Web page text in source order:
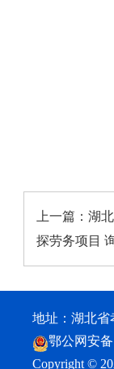
上一篇： 湖
探劳务项目
地址：湖北省
鄂公网安备
Copyright ©